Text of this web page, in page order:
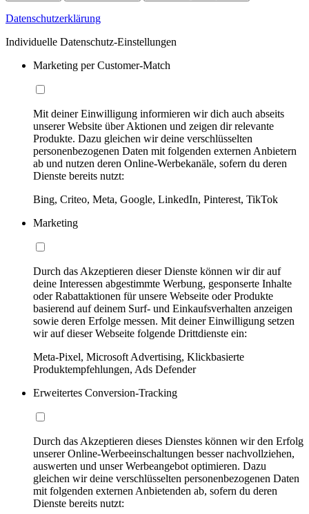
Datenschutzerklärung
Individuelle Datenschutz-Einstellungen
Marketing per Customer-Match
Mit deiner Einwilligung informieren wir dich auch abseits
unserer Website über Aktionen und zeigen dir relevante
Produkte. Dazu gleichen wir deine verschlüsselten
personenbezogenen Daten mit folgenden externen Anbietern
ab und nutzen deren Online-Werbekanäle, sofern du deren
Dienste bereits nutzt:
Bing, Criteo, Meta, Google, LinkedIn, Pinterest, TikTok
Marketing
Durch das Akzeptieren dieser Dienste können wir dir auf
deine Interessen abgestimmte Werbung, gesponserte Inhalte
oder Rabattaktionen für unsere Webseite oder Produkte
basierend auf deinem Surf- und Einkaufsverhalten anzeigen
sowie deren Erfolge messen. Mit deiner Einwilligung setzen
wir auf dieser Webseite folgende Drittdienste ein:
Meta-Pixel, Microsoft Advertising, Klickbasierte
Produktempfehlungen, Ads Defender
Erweitertes Conversion-Tracking
Durch das Akzeptieren dieses Dienstes können wir den Erfolg
unserer Online-Werbeeinschaltungen besser nachvollziehen,
auswerten und unser Werbeangebot optimieren. Dazu
gleichen wir deine verschlüsselten personenbezogenen Daten
mit folgenden externen Anbietenden ab, sofern du deren
Dienste bereits nutzt: